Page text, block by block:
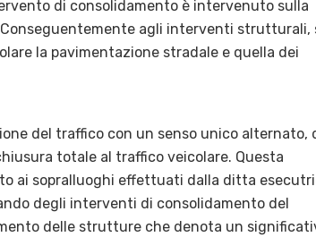
di consolidamento è intervenuto sulla
agli interventi strutturali,
la pavimentazione stradale e quella dei
del traffico con un senso unico alternato,
totale al traffico veicolare. Questa
ai sopralluoghi effettuati dalla ditta
degli interventi di consolidamento del
delle strutture che denota un